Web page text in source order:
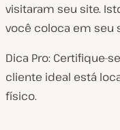
visitaram seu site.
você coloca em seu
Dica Pro: Certifique-
cliente ideal está
físico.